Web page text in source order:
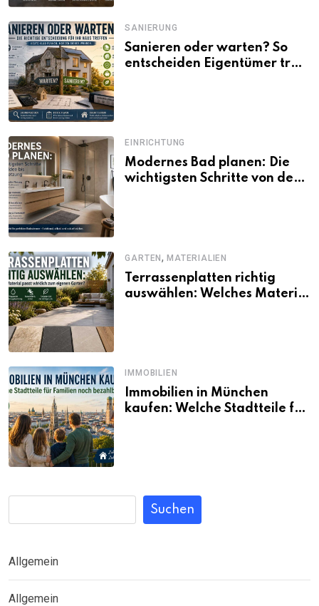
SANIERUNG
Sanieren oder warten? So
entscheiden Eigentümer trotz
EINRICHTUNG
Modernes Bad planen: Die
wichtigsten Schritte von der
GARTEN,MATERIALIEN
Terrassenplatten richtig
auswählen: Welches Material
IMMOBILIEN
Immobilien in München
kaufen: Welche Stadtteile für
Suchen
Allgemein
Allgemein